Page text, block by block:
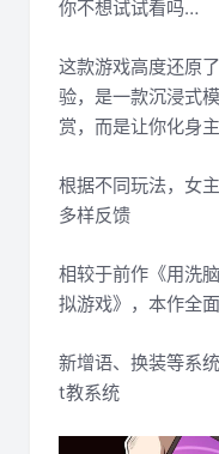
你不想试试看吗…
这款游戏高度还原
验，是一款沉浸式
赏，而是让你化身
根据不同玩法，女
多样反馈
相较于前作《用洗
拟游戏》，本作全面
新增语、换装等系
t教系统